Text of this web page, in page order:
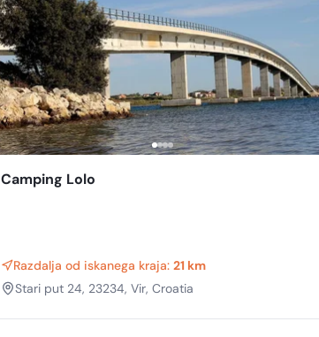
Camping Lolo
Razdalja od iskanega kraja: 21 km
Stari put 24, 23234, Vir, Croatia